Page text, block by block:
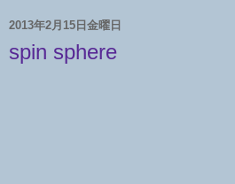
2013年2月15日金曜日
spin sphere